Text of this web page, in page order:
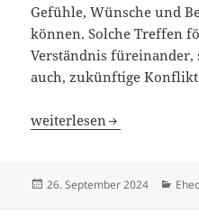
Gefühle, Wünsche und
können. Solche Treffen
Verständnis füreinander,
auch, zukünftige
Ehecoaching für Männer
weiterlesen
Veröffentlicht
26. September 2024